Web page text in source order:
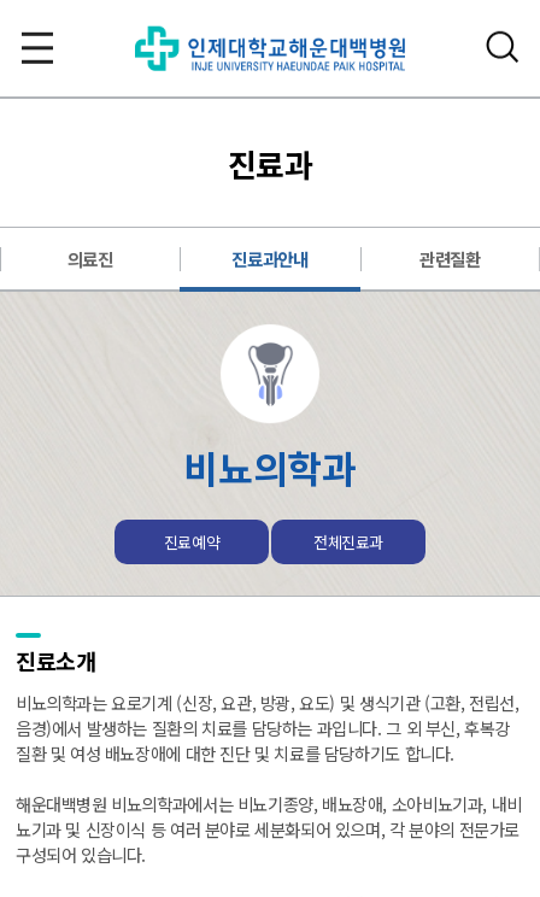
진료과
의료진 진료과안내 관련질환
비뇨의학과
진료예약 전체진료과
진료소개
비뇨의학과는 요로기계 (신장, 요관, 방광, 요도) 및 생식기관 (고환, 전립선,
음경)에서 발생하는 질환의 치료를 담당하는 과입니다. 그 외 부신, 후복강
질환 및 여성 배뇨장애에 대한 진단 및 치료를 담당하기도 합니다.
해운대백병원 비뇨의학과에서는 비뇨기종양, 배뇨장애, 소아비뇨기과, 내비
뇨기과 및 신장이식 등 여러 분야로 세분화되어 있으며, 각 분야의 전문가로
구성되어 있습니다.